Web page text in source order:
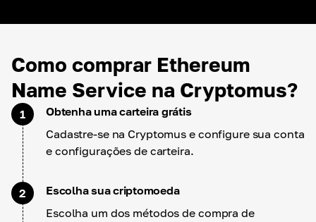
Como comprar Ethereum
Name Service na Cryptomus?
1
Obtenha uma carteira grátis
Cadastre-se na Cryptomus e configure sua conta
e configurações de carteira.
2
Escolha sua criptomoeda
Escolha um dos métodos de compra de